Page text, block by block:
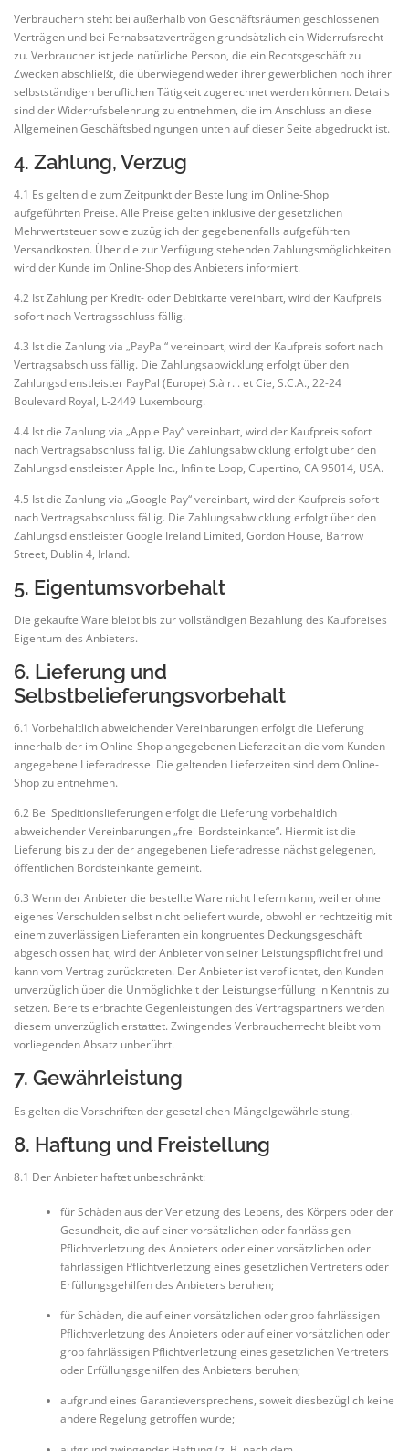
Verbrauchern steht bei außerhalb von Geschäftsräumen geschlossenen
Verträgen und bei Fernabsatzverträgen grundsätzlich ein Widerrufsrecht
zu. Verbraucher ist jede natürliche Person, die ein Rechtsgeschäft zu
Zwecken abschließt, die überwiegend weder ihrer gewerblichen noch ihrer
selbstständigen beruflichen Tätigkeit zugerechnet werden können. Details
sind der Widerrufsbelehrung zu entnehmen, die im Anschluss an diese
Allgemeinen Geschäftsbedingungen unten auf dieser Seite abgedruckt ist.
4. Zahlung, Verzug
4.1 Es gelten die zum Zeitpunkt der Bestellung im Online-Shop
aufgeführten Preise. Alle Preise gelten inklusive der gesetzlichen
Mehrwertsteuer sowie zuzüglich der gegebenenfalls aufgeführten
Versandkosten. Über die zur Verfügung stehenden Zahlungsmöglichkeiten
wird der Kunde im Online-Shop des Anbieters informiert.
4.2 Ist Zahlung per Kredit- oder Debitkarte vereinbart, wird der Kaufpreis
sofort nach Vertragsschluss fällig.
4.3 Ist die Zahlung via „PayPal“ vereinbart, wird der Kaufpreis sofort nach
Vertragsabschluss fällig. Die Zahlungsabwicklung erfolgt über den
Zahlungsdienstleister PayPal (Europe) S.à r.l. et Cie, S.C.A., 22-24
Boulevard Royal, L-2449 Luxembourg.
4.4 Ist die Zahlung via „Apple Pay“ vereinbart, wird der Kaufpreis sofort
nach Vertragsabschluss fällig. Die Zahlungsabwicklung erfolgt über den
Zahlungsdienstleister Apple Inc., Infinite Loop, Cupertino, CA 95014, USA.
4.5 Ist die Zahlung via „Google Pay“ vereinbart, wird der Kaufpreis sofort
nach Vertragsabschluss fällig. Die Zahlungsabwicklung erfolgt über den
Zahlungsdienstleister Google Ireland Limited, Gordon House, Barrow
Street, Dublin 4, Irland.
5. Eigentumsvorbehalt
Die gekaufte Ware bleibt bis zur vollständigen Bezahlung des Kaufpreises
Eigentum des Anbieters.
6. Lieferung und
Selbstbelieferungsvorbehalt
6.1 Vorbehaltlich abweichender Vereinbarungen erfolgt die Lieferung
innerhalb der im Online-Shop angegebenen Lieferzeit an die vom Kunden
angegebene Lieferadresse. Die geltenden Lieferzeiten sind dem Online-
Shop zu entnehmen.
6.2 Bei Speditionslieferungen erfolgt die Lieferung vorbehaltlich
abweichender Vereinbarungen „frei Bordsteinkante“. Hiermit ist die
Lieferung bis zu der der angegebenen Lieferadresse nächst gelegenen,
öffentlichen Bordsteinkante gemeint.
6.3 Wenn der Anbieter die bestellte Ware nicht liefern kann, weil er ohne
eigenes Verschulden selbst nicht beliefert wurde, obwohl er rechtzeitig mit
einem zuverlässigen Lieferanten ein kongruentes Deckungsgeschäft
abgeschlossen hat, wird der Anbieter von seiner Leistungspflicht frei und
kann vom Vertrag zurücktreten. Der Anbieter ist verpflichtet, den Kunden
unverzüglich über die Unmöglichkeit der Leistungserfüllung in Kenntnis zu
setzen. Bereits erbrachte Gegenleistungen des Vertragspartners werden
diesem unverzüglich erstattet. Zwingendes Verbraucherrecht bleibt vom
vorliegenden Absatz unberührt.
7. Gewährleistung
Es gelten die Vorschriften der gesetzlichen Mängelgewährleistung.
8. Haftung und Freistellung
8.1 Der Anbieter haftet unbeschränkt:
für Schäden aus der Verletzung des Lebens, des Körpers oder der
Gesundheit, die auf einer vorsätzlichen oder fahrlässigen
Pflichtverletzung des Anbieters oder einer vorsätzlichen oder
fahrlässigen Pflichtverletzung eines gesetzlichen Vertreters oder
Erfüllungsgehilfen des Anbieters beruhen;
für Schäden, die auf einer vorsätzlichen oder grob fahrlässigen
Pflichtverletzung des Anbieters oder auf einer vorsätzlichen oder
grob fahrlässigen Pflichtverletzung eines gesetzlichen Vertreters
oder Erfüllungsgehilfen des Anbieters beruhen;
aufgrund eines Garantieversprechens, soweit diesbezüglich keine
andere Regelung getroffen wurde;